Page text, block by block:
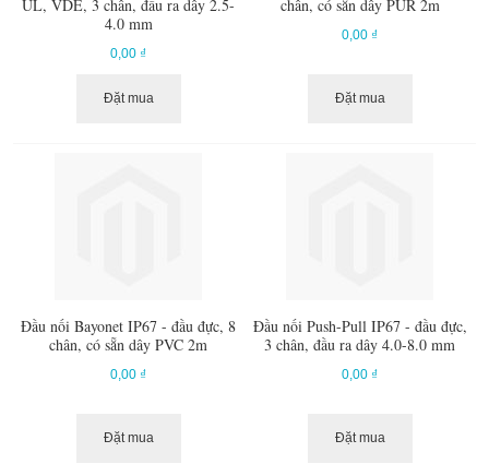
UL, VDE, 3 chân, đầu ra dây 2.5-
4.0 mm
0,00 ₫
Đặt mua
chân, có sẵn dây PUR 2m
0,00 ₫
Đặt mua
Đầu nối Bayonet IP67 - đầu đực, 8
chân, có sẵn dây PVC 2m
0,00 ₫
Đặt mua
Đầu nối Push-Pull IP67 - đầu đực,
3 chân, đầu ra dây 4.0-8.0 mm
0,00 ₫
Đặt mua